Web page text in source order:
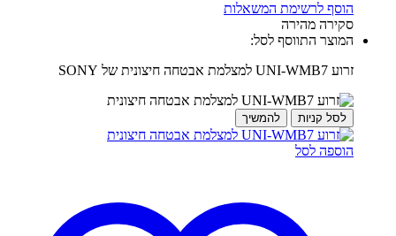
הוסף לרשימת המשאלות
סקירה מהירה
המוצר התווסף לסל:
זרוע UNI-WMB7 למצלמת אבטחה חיצונית של SONY
לסל קניות להמשיך
הוספה לסל